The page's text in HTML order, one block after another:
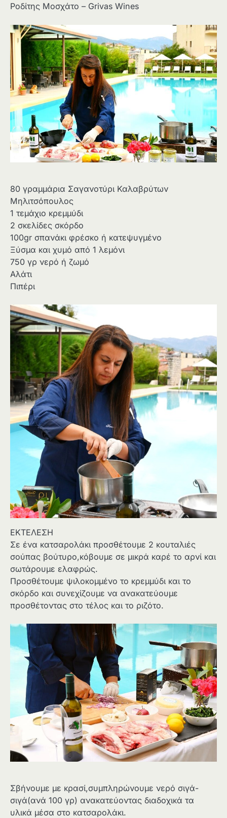
Ροδίτης Μοσχάτο – Grivas Wines
80 γραμμάρια Σαγανοτύρι Καλαβρύτων
Μηλιτσόπουλος
1 τεμάχιο κρεμμύδι
2 σκελίδες σκόρδο
100gr σπανάκι φρέσκο ή κατεψυγμένο
Ξύσμα και χυμό από 1 λεμόνι
750 γρ νερό ή ζωμό
Αλάτι
Πιπέρι
ΕΚΤΕΛΕΣΗ
Σε ένα κατσαρολάκι προσθέτουμε 2 κουταλιές
σούπας βούτυρο,κόβουμε σε μικρά καρέ το αρνί και
σωτάρουμε ελαφρώς.
Προσθέτουμε ψιλοκομμένο το κρεμμύδι και το
σκόρδο και συνεχίζουμε να ανακατεύουμε
προσθέτοντας στο τέλος και το ριζότο.
Σβήνουμε με κρασί,συμπληρώνουμε νερό σιγά-
σιγά(ανά 100 γρ) ανακατεύοντας διαδοχικά τα
υλικά μέσα στο κατσαρολάκι.